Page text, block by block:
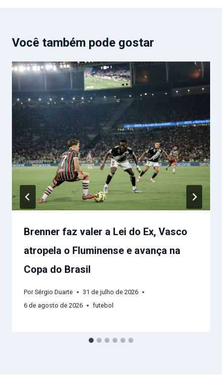
Você também pode gostar
Brenner faz valer a Lei do Ex, Vasco
atropela o Fluminense e avança na
Copa do Brasil
Por Sérgio Duarte
31 de julho de 2026
6 de agosto de 2026
futebol